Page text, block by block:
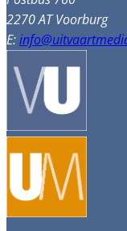
2270 AT Voorburg
E: